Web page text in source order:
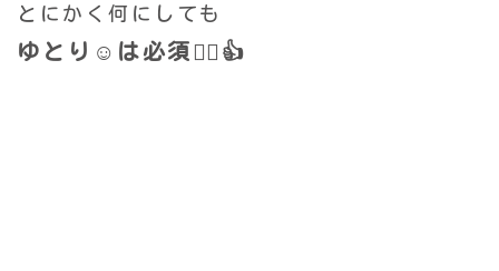
とにかく何にしても
ゆとり☺️は必須🙂‍↕️👍